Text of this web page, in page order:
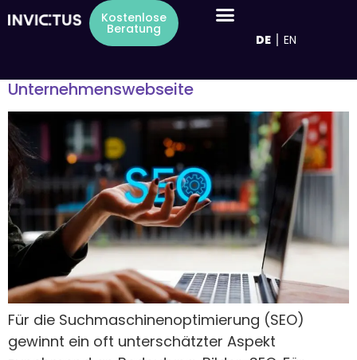
springen
Kostenlose
Beratung
DE EN
Schlagwort:Ranking
Bilder SEO: Der Schlüssel zur Optimierung
Unternehmenswebseite
Für die Suchmaschinenoptimierung (SEO)
gewinnt ein oft unterschätzter Aspekt